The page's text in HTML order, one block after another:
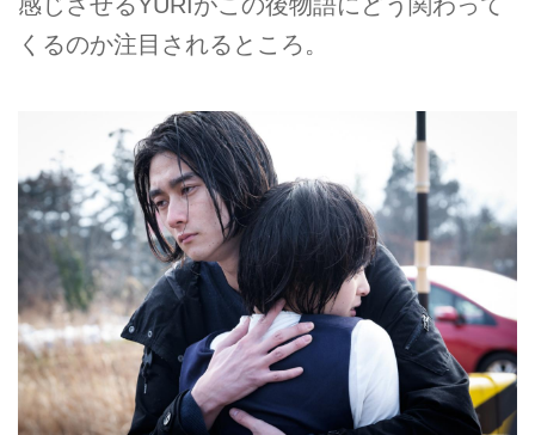
くるのか注目されるところ。